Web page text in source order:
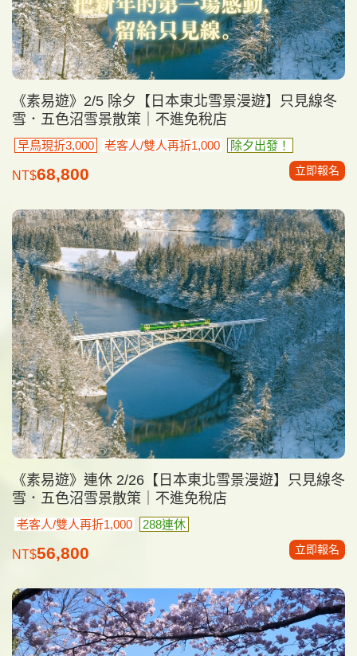
《素易遊》2/5 除夕【日本東北雪景漫遊】只見線冬
雪．五色沼雪景散策｜不進免稅店
早鳥現折3,000 老客人/雙人再折1,000 除夕出發！
NT$68,800 立即報名
《素易遊》連休 2/26【日本東北雪景漫遊】只見線冬
雪．五色沼雪景散策｜不進免稅店
老客人/雙人再折1,000 288連休
NT$56,800 立即報名